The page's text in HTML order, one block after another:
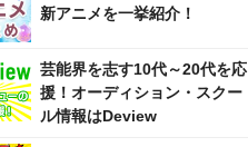
新アニメを一挙紹介！
芸能界を志す10代～20代を応
援！オーディション・スクー
ル情報はDeview